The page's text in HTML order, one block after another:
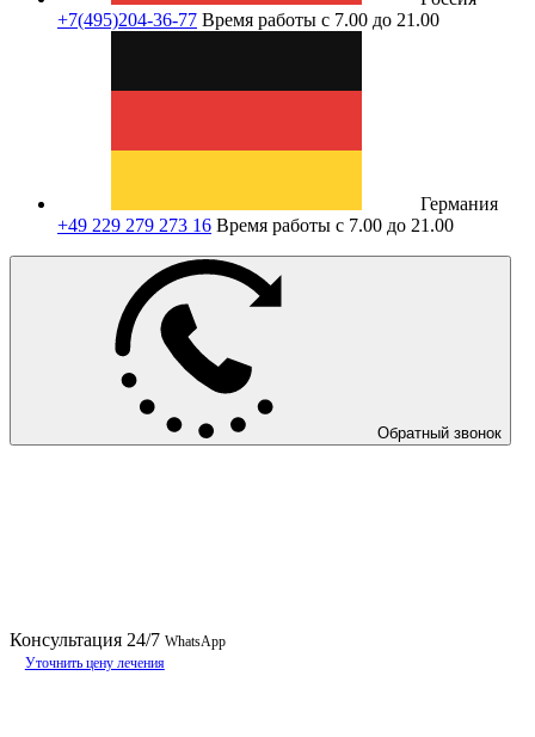
+7(495)204-36-77 Время работы с 7.00 до 21.00
Германия
+49 229 279 273 16 Время работы с 7.00 до 21.00
Обратный звонок
Консультация 24/7 WhatsApp
Уточнить цену лечения